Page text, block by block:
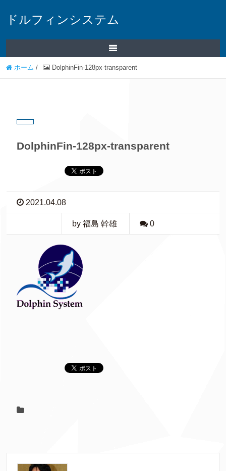
ドルフィンシステム
ホーム / DolphinFin-128px-transparent
DolphinFin-128px-transparent
2021.04.08
by 福島 幹雄 0